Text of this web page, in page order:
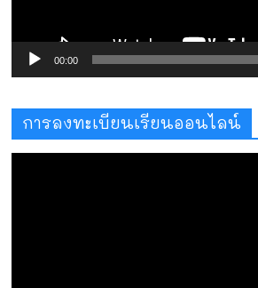
00:00
การลงทะเบียนเรียนออนไลน์